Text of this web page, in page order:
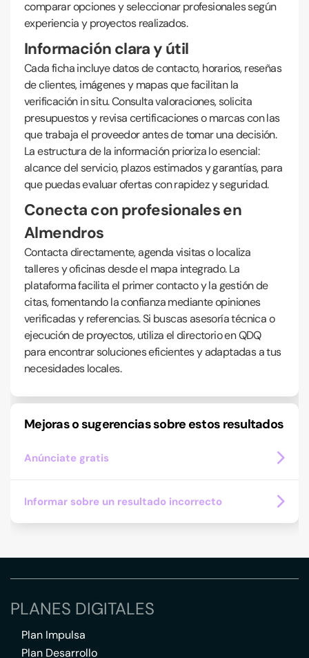
comparar opciones y seleccionar profesionales según
experiencia y proyectos realizados.
Información clara y útil
Cada ficha incluye datos de contacto, horarios, reseñas
de clientes, imágenes y mapas que facilitan la
verificación in situ. Consulta valoraciones, solicita
presupuestos y revisa certificaciones o marcas con las
que trabaja el proveedor antes de tomar una decisión.
La estructura de la información prioriza lo esencial:
alcance del servicio, plazos estimados y garantías, para
que puedas evaluar ofertas con rapidez y seguridad.
Conecta con profesionales en
Almendros
Contacta directamente, agenda visitas o localiza
talleres y oficinas desde el mapa integrado. La
plataforma facilita el primer contacto y la gestión de
citas, fomentando la confianza mediante opiniones
verificadas y referencias. Si buscas asesoría técnica o
ejecución de proyectos, utiliza el directorio en QDQ
para encontrar soluciones eficientes y adaptadas a tus
necesidades locales.
Mejoras o sugerencias sobre estos resultados
Anúnciate gratis
Informar sobre un resultado incorrecto
PLANES DIGITALES
Plan Impulsa
Plan Desarrollo